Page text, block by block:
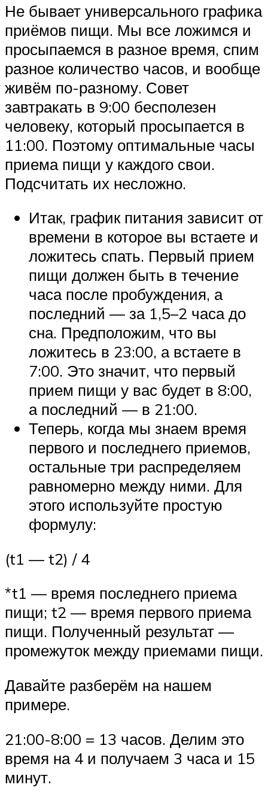
Не бывает универсального графика
приёмов пищи. Мы все ложимся и
просыпаемся в разное время, спим
разное количество часов, и вообще
живём по-разному. Совет
завтракать в 9:00 бесполезен
человеку, который просыпается в
11:00. Поэтому оптимальные часы
приема пищи у каждого свои.
Подсчитать их несложно.
Итак, график питания зависит от
времени в которое вы встаете и
ложитесь спать. Первый прием
пищи должен быть в течение
часа после пробуждения, а
последний — за 1,5–2 часа до
сна. Предположим, что вы
ложитесь в 23:00, а встаете в
7:00. Это значит, что первый
прием пищи у вас будет в 8:00,
а последний — в 21:00.
Теперь, когда мы знаем время
первого и последнего приемов,
остальные три распределяем
равномерно между ними. Для
этого используйте простую
формулу:
(t1 — t2) / 4
*t1 — время последнего приема
пищи; t2 — время первого приема
пищи. Полученный результат —
промежуток между приемами пищи.
Давайте разберём на нашем
примере.
21:00-8:00 = 13 часов. Делим это
время на 4 и получаем 3 часа и 15
минут.